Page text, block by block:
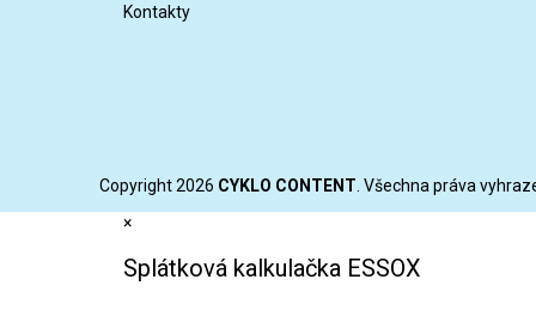
Kontakty
Copyright 2026 CYKLO CONTENT. Všechna práva
×
Splátková kalkulačka ESSOX